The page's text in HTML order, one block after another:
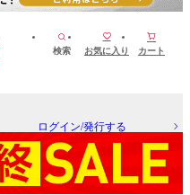
検索 お気に入り カート
ログイン/発行する